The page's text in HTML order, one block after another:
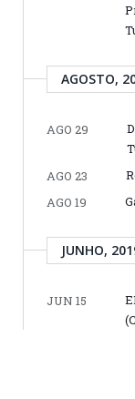
AGOSTO,
AGO 29
AGO 23
AGO 19
JUNHO,
JUN 15